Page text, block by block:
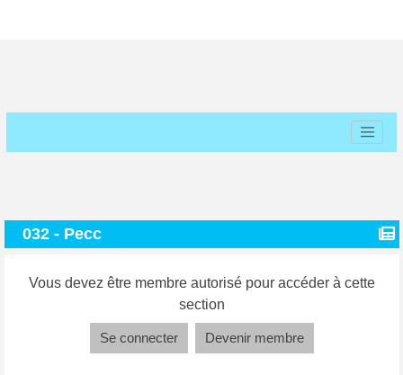
032 - Pecc
Vous devez être membre autorisé pour accéder à cette
section
Se connecter Devenir membre